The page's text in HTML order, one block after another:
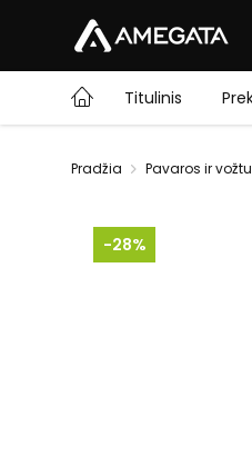
Titulinis
Pradžia Pavaros ir
-28%